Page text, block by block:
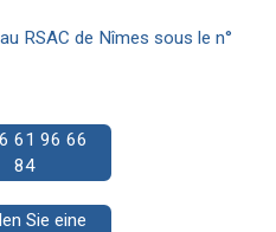
RSAC de Nîmes sous le n°
61 96 66
84
Sie eine